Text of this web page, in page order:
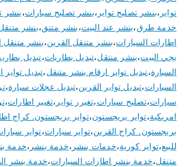
تواير ،بنشر تصليح تواير ،بنشر تصليح سيارات،بنشر
خدمة طرق،بنشر عند البيت،بنشر متنق،بنشر
اطارات السيارات،بنشر متنقل القرين،بنشر متنقل
يجي البيت،بنشر منتقل،تبديل بطاريات،تبديل
السيارة،تبديل تواير ارقام بنشر متنقل،تبديل تواير
السيارات،تبديل تواير القرين،تبديل عجلات سيارة،
سيارات،تصليح سيارات،تغيرر تواير ،تغيير اطارات،
امريكية،تواير بريجستون،تواير بريجستون. كراج
بريجستون. كراج القرين،تواير سيارات،تواير سيارات
للبيع،تواير كورية،خدمات بنشر ،خدمة بنشر ،خدمة
متنقل،خدمة بنشر اطارات السيارات،خدمة بنشر